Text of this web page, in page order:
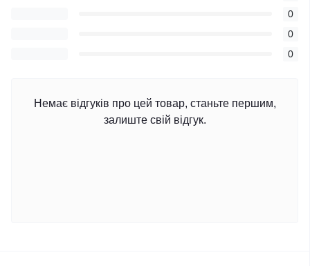
0
0
0
Немає відгуків про цей товар, станьте першим,
залиште свій відгук.